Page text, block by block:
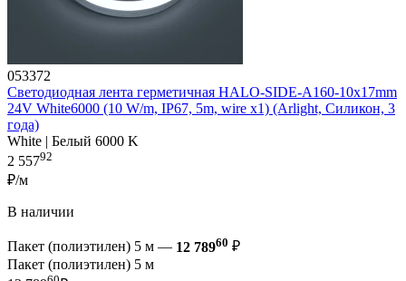
053372
Светодиодная лента герметичная HALO-SIDE-A160-10x17mm
24V White6000 (10 W/m, IP67, 5m, wire x1) (Arlight, Силикон, 3
года)
White | Белый 6000 K
2 55792
₽/м
В наличии
Пакет (полиэтилен) 5 м — 12 78960 ₽
Пакет (полиэтилен) 5 м